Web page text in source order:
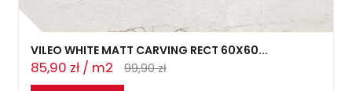
VILEO WHITE MATT CARVING RECT 60X60...
85,90 zł / m2
99,90 zł